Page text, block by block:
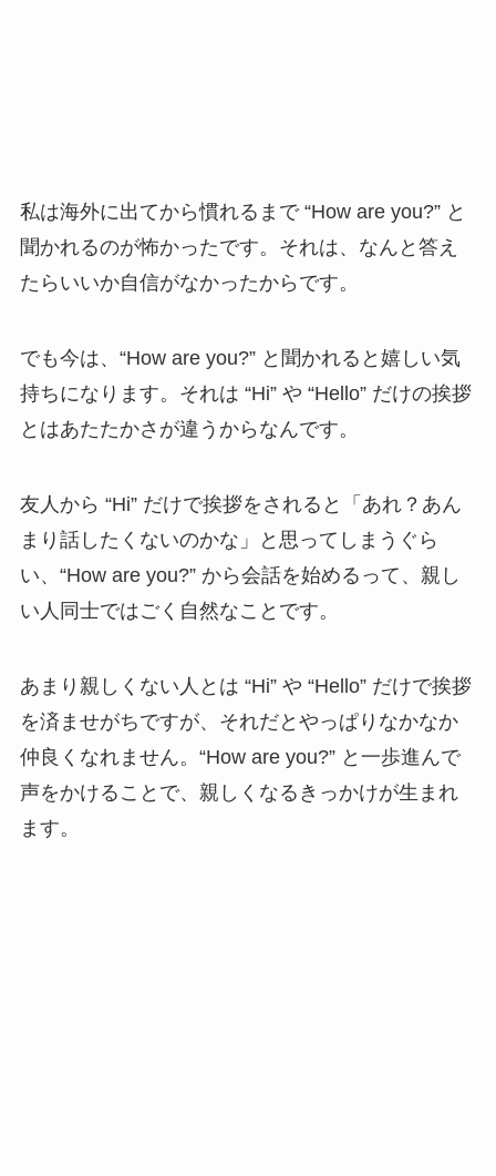
私は海外に出てから慣れるまで “How are you?” と
聞かれるのが怖かったです。それは、なんと答え
たらいいか自信がなかったからです。
でも今は、“How are you?” と聞かれると嬉しい気
持ちになります。それは “Hi” や “Hello” だけの挨拶
とはあたたかさが違うからなんです。
友人から “Hi” だけで挨拶をされると「あれ？あん
まり話したくないのかな」と思ってしまうぐら
い、“How are you?” から会話を始めるって、親し
い人同士ではごく自然なことです。
あまり親しくない人とは “Hi” や “Hello” だけで挨拶
を済ませがちですが、それだとやっぱりなかなか
仲良くなれません。“How are you?” と一歩進んで
声をかけることで、親しくなるきっかけが生まれ
ます。